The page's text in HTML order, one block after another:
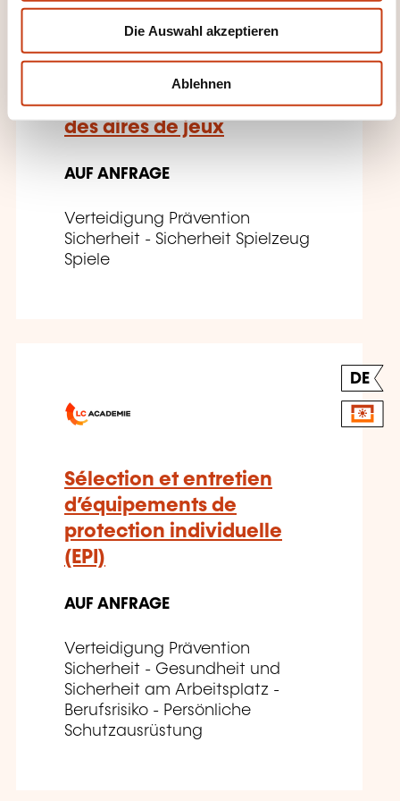
Die Auswahl akzeptieren
Ablehnen
Inspection et entretien
des aires de jeux
AUF ANFRAGE
Verteidigung Prävention
Sicherheit - Sicherheit Spielzeug
Spiele
DE
Sélection et entretien
d’équipements de
protection individuelle
(EPI)
AUF ANFRAGE
Verteidigung Prävention
Sicherheit - Gesundheit und
Sicherheit am Arbeitsplatz -
Berufsrisiko - Persönliche
Schutzausrüstung